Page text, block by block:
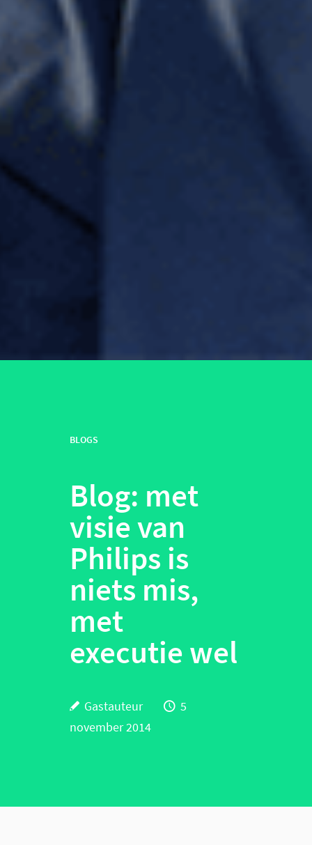
BLOGS
Blog: met
visie van
Philips is
niets mis,
met
executie wel
Gastauteur
5
november 2014